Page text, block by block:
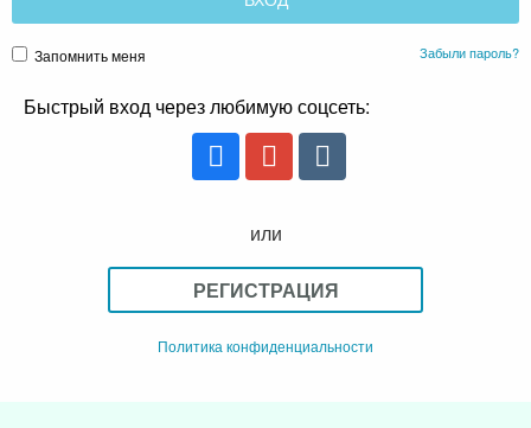
Запомнить меня Забыли пароль?
Быстрый вход через любимую соцсеть:
или
РЕГИСТРАЦИЯ
Политика конфиденциальности